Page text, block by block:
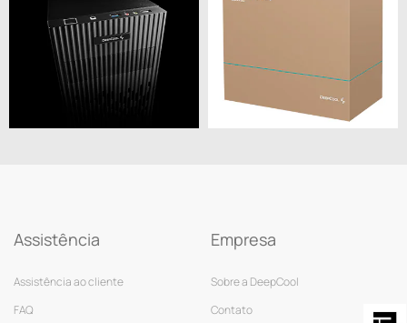
Assistência
Assistência ao cliente
FAQ
Empresa
Sobre a DeepCool
Contato